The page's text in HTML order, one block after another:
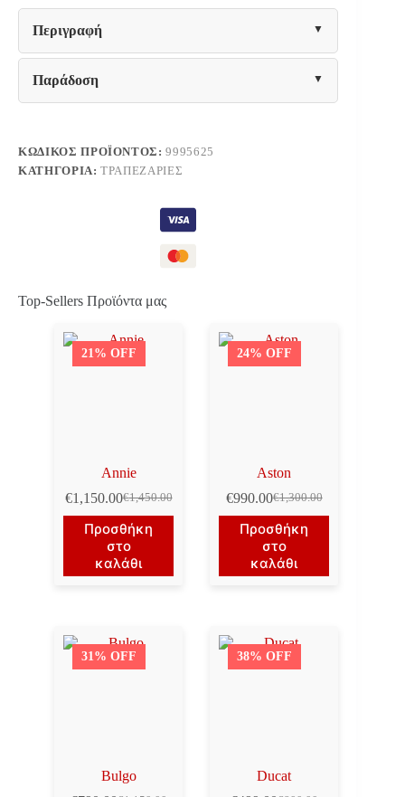
HM10868
ΤΡΑΠΕΖΙ
4
ΠΟΛΥΘΡΟΝΕΣ
LATRELL
ποσότητα
Περιγραφή
Παράδοση
ΚΩΔΙΚΌΣ ΠΡΟΪΌΝΤΟΣ:9995625
ΚΑΤΗΓΟΡΊΑ:ΤΡΑΠΕΖΑΡΊΕΣ
Top-Sellers Προϊόντα μας
21% OFF
Annie
€1,450.00
Original
price
was:
€1,450.00.
€1,150.00Η
τρέχουσα
τιμή
είναι:
€1,150.00.
Προσθήκη
στο
καλάθι
24% OFF
Aston
€1,300.00
Original
price
was:
€1,300.00.
€990.00Η
τρέχουσα
τιμή
είναι:
€990.00.
Προσθήκη
στο
καλάθι
31% OFF
Bulgo
38% OFF
Ducat